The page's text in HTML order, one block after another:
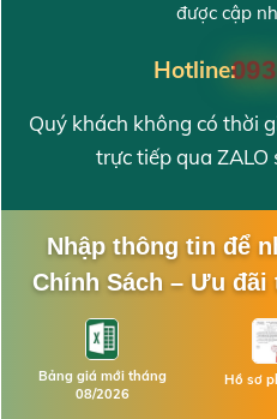
được cập
Hotline:
Quý khách không có thời
trực tiếp qua ZALO
Nhập thông tin để
Chính Sách – Ưu
Bảng giá mới tháng
08/2026
Hồ sơ